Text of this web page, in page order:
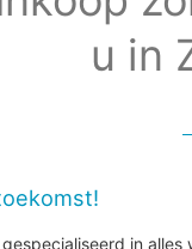
u in
in alles